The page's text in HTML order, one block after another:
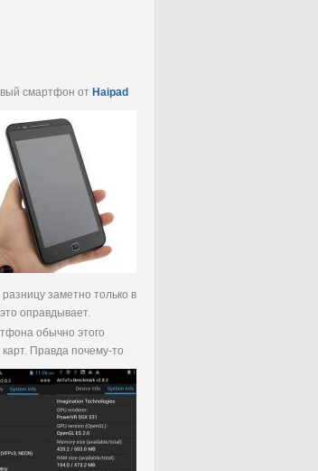
смартфон от Haipad
заметно только в
оправдывает.
обычно этого
карт. Правда почему-то